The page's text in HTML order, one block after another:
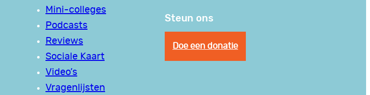
Mini-colleges
Podcasts
Reviews
Sociale Kaart
Video’s
Vragenlijsten
Steun ons
Doe een donatie